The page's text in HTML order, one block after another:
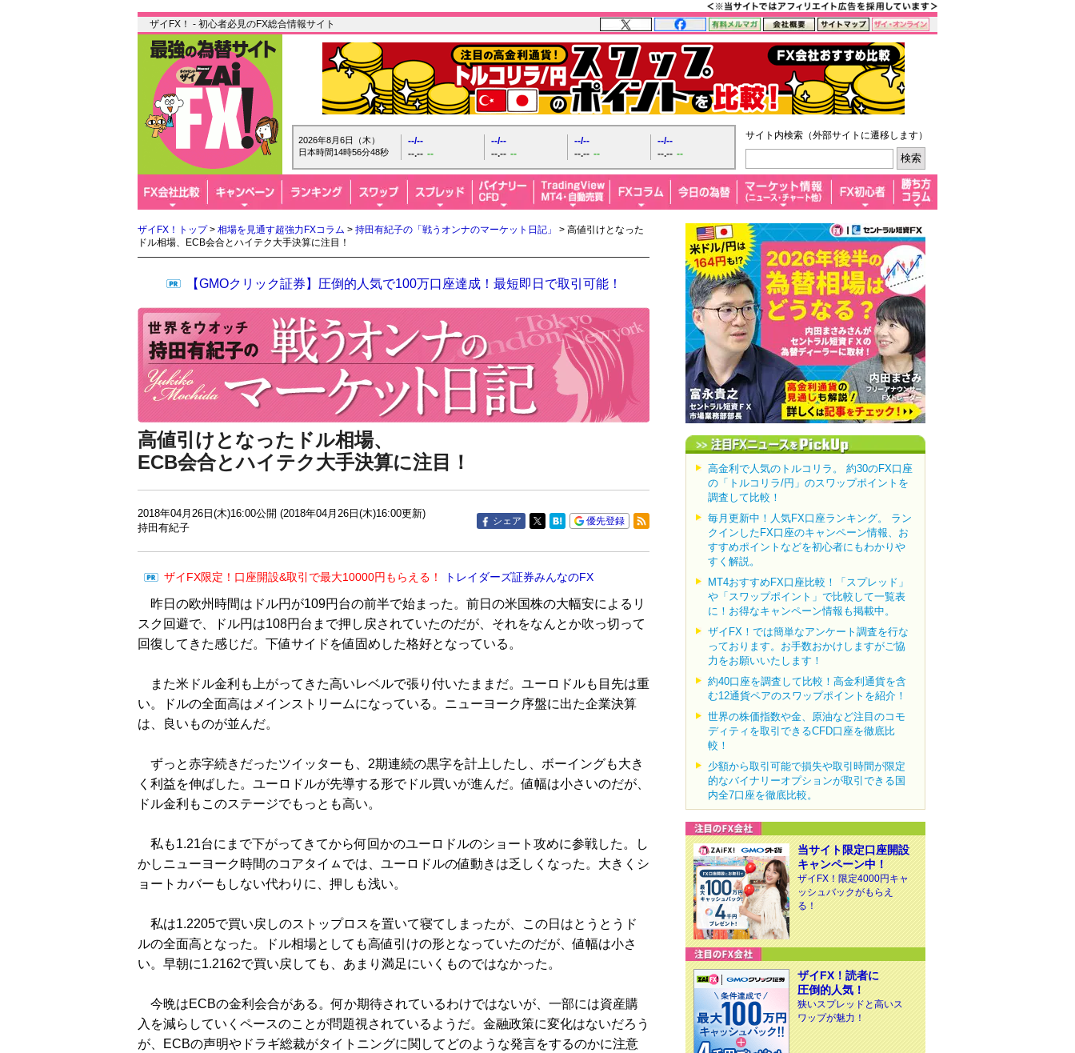
ザイFX！ - 初心者必見のFX総合情報サイト
2026年8月6日（木）
日本時間14時56分49秒
--/--
--.-- --
--/--
--.-- --
--/--
--.-- --
--/--
--.-- --
サイト内検索（外部サイトに遷移します）
ザイFX！トップ> 相場を見通す超強力FXコラム > 持田有紀子の「戦うオンナのマーケット日記」
> 高値引けとなった
ドル相場、ECB会合とハイテク大手決算に注目！
【GMOクリック証券】圧倒的人気で100万口座達成！最短即日で取引可能！
高値引けとなったドル相場、
ECB会合とハイテク大手決算に注目！
2018年04月26日(木)16:00公開 (2018年04月26日(木)16:00更新)
持田有紀子
シェア 優先登録
ザイFX限定！口座開設&取引で最大10000円もらえる！ トレイダーズ証券みんなのFX
昨日の欧州時間はドル円が109円台の前半で始まった。前日の米国株の大幅安によるリ
スク回避で、ドル円は108円台まで押し戻されていたのだが、それをなんとか吹っ切って
回復してきた感じだ。下値サイドを値固めした格好となっている。
また米ドル金利も上がってきた高いレベルで張り付いたままだ。ユーロドルも目先は重
い。ドルの全面高はメインストリームになっている。ニューヨーク序盤に出た企業決算
は、良いものが並んだ。
ずっと赤字続きだったツイッターも、2期連続の黒字を計上したし、ボーイングも大き
く利益を伸ばした。ユーロドルが先導する形でドル買いが進んだ。値幅は小さいのだが、
ドル金利もこのステージでもっとも高い。
私も1.21台にまで下がってきてから何回かのユーロドルのショート攻めに参戦した。し
かしニューヨーク時間のコアタイㇺでは、ユーロドルの値動きは乏しくなった。大きくシ
ョートカバーもしない代わりに、押しも浅い。
私は1.2205で買い戻しのストップロスを置いて寝てしまったが、この日はとうとうド
ルの全面高となった。ドル相場としても高値引けの形となっていたのだが、値幅は小さ
い。早朝に1.2162で買い戻しても、あまり満足にいくものではなかった。
今晩はECBの金利会合がある。何か期待されているわけではないが、一部には資産購
入を減らしていくペースのことが問題視されているようだ。金融政策に変化はないだろう
が、ECBの声明やドラギ総裁がタイトニングに関してどのような発言をするのかに注意
高金利で人気のトルコリラ。 約30のFX口座
の「トルコリラ/円」のスワップポイントを
調査して比較！
毎月更新中！人気FX口座ランキング。 ラン
クインしたFX口座のキャンペーン情報、お
すすめポイントなどを初心者にもわかりや
すく解説。
MT4おすすめFX口座比較！「スプレッド」
や「スワップポイント」で比較して一覧表
に！お得なキャンペーン情報も掲載中。
ザイFX！では簡単なアンケート調査を行な
っております。お手数おかけしますがご協
力をお願いいたします！
約40口座を調査して比較！高金利通貨を含
む12通貨ペアのスワップポイントを紹介！
世界の株価指数や金、原油など注目のコモ
ディティを取引できるCFD口座を徹底比
較！
少額から取引可能で損失や取引時間が限定
的なバイナリーオプションが取引できる国
内全7口座を徹底比較。
当サイト限定口座開設
キャンペーン中！
ザイFX！限定4000円キャ
ッシュバックがもらえ
る！
ザイFX！読者に
圧倒的人気！
狭いスプレッドと高いス
ワップが魅力！